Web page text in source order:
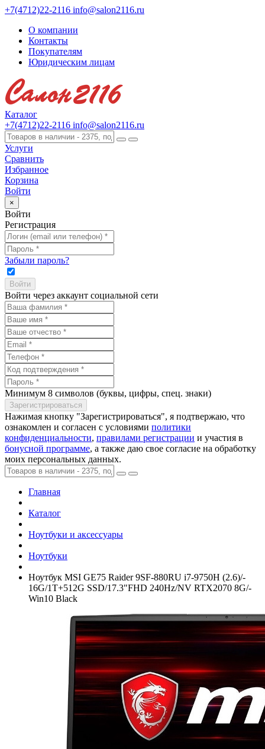
+7(4712)22-2116 info@salon2116.ru
О компании
Контакты
Покупателям
Юридическим лицам
Каталог
+7(4712)22-2116 info@salon2116.ru
Услуги
Сравнить
Избранное
Корзина
Войти
×
Войти
Регистрация
Забыли пароль?
Войти через аккаунт социальной сети
Минимум 8 символов (буквы, цифры, спец. знаки)
Нажимая кнопку "Зарегистрироваться", я подтвержаю, что
ознакомлен и согласен с условиями политики
конфиденциальности, правилами регистрации и участия в
бонусной программе, а также даю свое согласие на обработку
моих персональных данных.
Главная
Каталог
Ноутбуки и аксессуары
Ноутбуки
Ноутбук MSI GE75 Raider 9SF-880RU i7-9750H (2.6)/­
16G/­1T+­512G SSD/­17.3"FHD 240Hz/­NV RTX2070 8G/­
Win10 Black